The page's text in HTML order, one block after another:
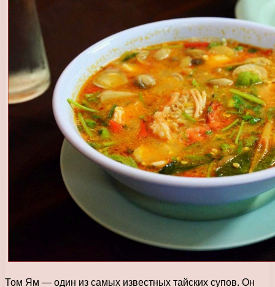
Том Ям — один из самых известных тайских супов. Он